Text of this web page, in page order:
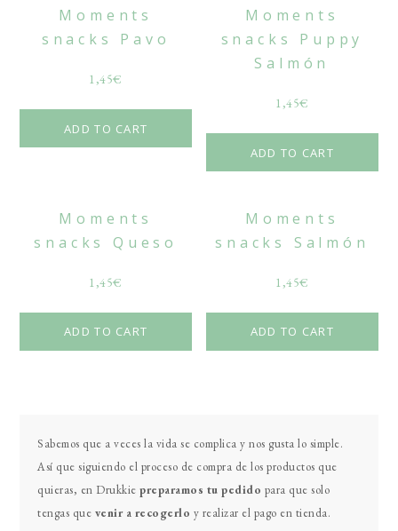
Moments
snacks Pavo
1,45€
ADD TO CART
Moments
snacks Puppy
Salmón
1,45€
ADD TO CART
Moments
snacks Queso
1,45€
ADD TO CART
Moments
snacks Salmón
1,45€
ADD TO CART
Primary
Sidebar
Sabemos que a veces la vida se complica y nos gusta lo simple.
Así que siguiendo el proceso de compra de los productos que
quieras, en Drukkie preparamos tu pedido para que solo
tengas que venir a recogerlo y realizar el pago en tienda.